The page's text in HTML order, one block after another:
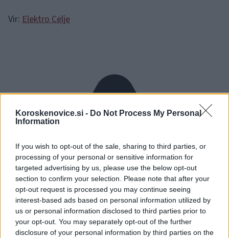
Koroskenovice.si - Do Not Process My Personal
Information
If you wish to opt-out of the sale, sharing to third parties, or
processing of your personal or sensitive information for
targeted advertising by us, please use the below opt-out
section to confirm your selection. Please note that after your
opt-out request is processed you may continue seeing
interest-based ads based on personal information utilized by
us or personal information disclosed to third parties prior to
your opt-out. You may separately opt-out of the further
disclosure of your personal information by third parties on the
Vir: Elektro Celje